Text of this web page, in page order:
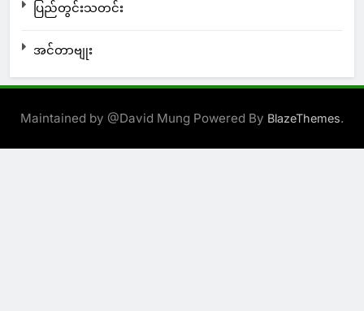
ပြည်တွင်းသတင်း
အင်တာဗျုး
Maintained by @David Mung Powered By BlazeThemes.